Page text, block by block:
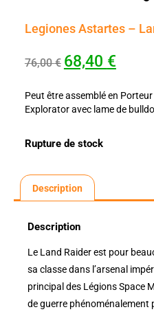
Legiones Astartes –
76,00€ 68,40 €
Peut être assemblé en
Explorator avec lame de
Rupture de stock
Description
Description
Le Land Raider est pour
sa classe dans l’arsenal
principal des Légions Space
de guerre phénoménalement